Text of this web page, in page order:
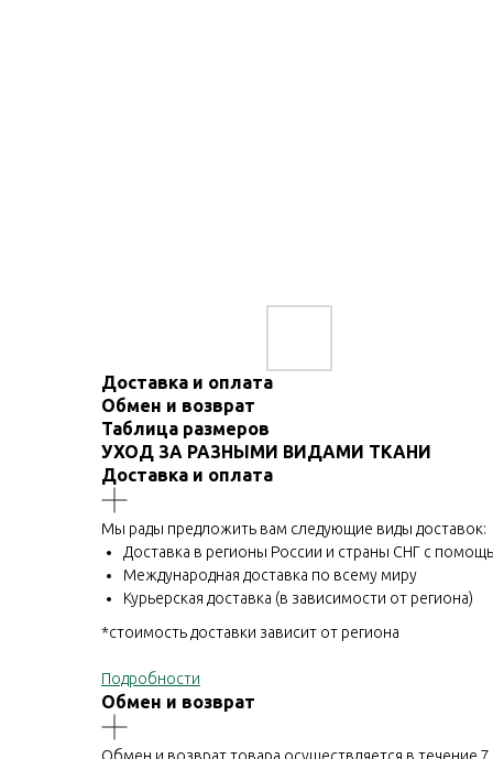
Доставка и оплата
Обмен и возврат
Таблица размеров
УХОД ЗА РАЗНЫМИ ВИДАМИ ТКАНИ
Доставка и оплата
Мы рады предложить вам следующие виды доставок:
Доставка в регионы России и страны СНГ с
Международная доставка по всему миру
Курьерская доставка (в зависимости от региона)
*стоимость доставки зависит от региона
Подробности
Обмен и возврат